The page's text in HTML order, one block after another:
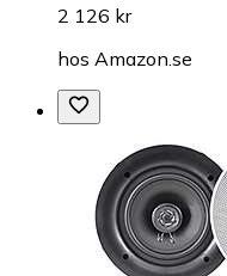
2 126 kr
hos Amazon.se